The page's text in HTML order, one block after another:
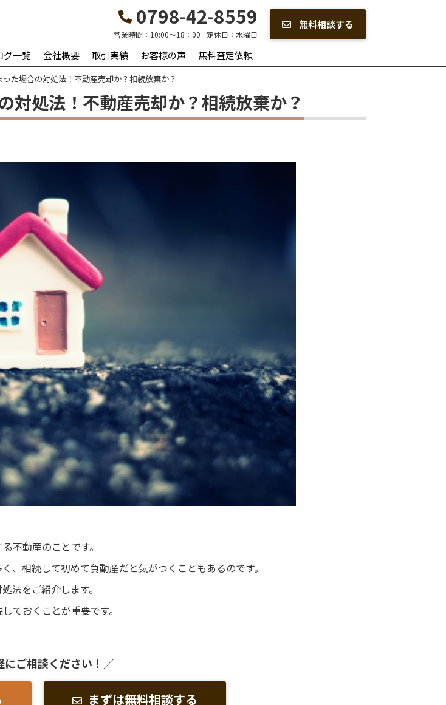
0798-42-8559
営業時間： 10:00～18：00 定休日： 水曜日
無料相談する
グ一覧 会社概要 取引実績 お客様の声 無料査定依頼
た場合の対処法！不動産売却か？相続放棄か？
対処法！不動産売却か？相続放棄か？
不動産のことです。
、相続して初めて負動産だと気がつくこともあるのです。
法をご紹介します。
ておくことが重要です。
にご相談ください！／
まずは無料相談する